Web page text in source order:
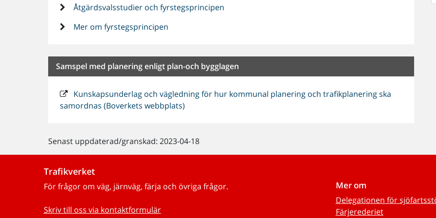
Åtgärdsvalsstudier och fyrstegsprincipen
Mer om fyrstegsprincipen
Samspel med planering enligt plan-och bygglagen
Kunskapsunderlag och vägledning för hur kommunal planering och trafikplanering ska
samordnas (Boverkets webbplats)
Senast uppdaterad/granskad: 2023-04-18
Trafikverket
För frågor om väg, järnväg, färja och övriga frågor.
Skriv till oss via kontaktformulär
Mer om
Delegationen för
Färjerederiet